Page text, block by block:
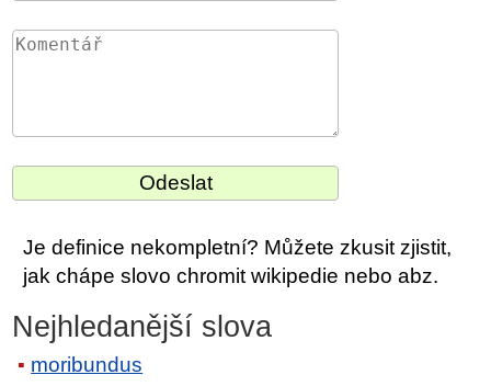
Je definice nekompletní? Můžete zkusit zjistit,
jak chápe slovo chromit wikipedie nebo abz.
Nejhledanější slova
moribundus